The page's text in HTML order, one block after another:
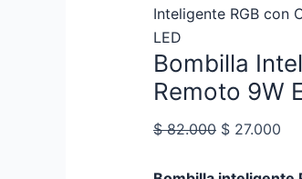
Inteligente RGB con
LED
Bombilla
Remoto 9W
$82.000 $ 27.000